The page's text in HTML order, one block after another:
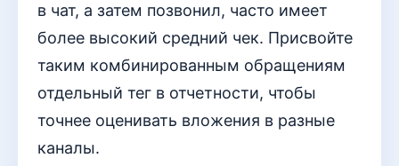
в чат, а затем позвонил, часто имеет
более высокий средний чек. Присвойте
таким комбинированным обращениям
отдельный тег в отчетности, чтобы
точнее оценивать вложения в разные
каналы.